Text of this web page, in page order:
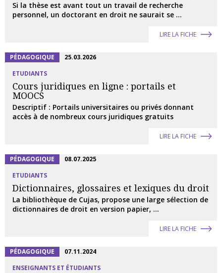
Si la thèse est avant tout un travail de recherche
personnel, un doctorant en droit ne saurait se ...
LIRE LA FICHE
PÉDAGOGIQUE
25.03.2026
ETUDIANTS
Cours juridiques en ligne : portails et
MOOCS
Descriptif : Portails universitaires ou privés donnant
accès à de nombreux cours juridiques gratuits
LIRE LA FICHE
PÉDAGOGIQUE
08.07.2025
ETUDIANTS
Dictionnaires, glossaires et lexiques du droit
La bibliothèque de Cujas, propose une large sélection de
dictionnaires de droit en version papier, ...
LIRE LA FICHE
PÉDAGOGIQUE
07.11.2024
ENSEIGNANTS ET ÉTUDIANTS